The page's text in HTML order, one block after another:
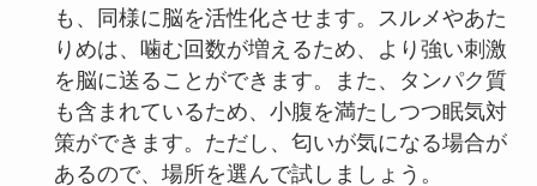
も、同様に脳を活性化させます。スルメやあた
りめは、噛む回数が増えるため、より強い刺激
を脳に送ることができます。また、タンパク質
も含まれているため、小腹を満たしつつ眠気対
策ができます。ただし、匂いが気になる場合が
あるので、場所を選んで試しましょう。